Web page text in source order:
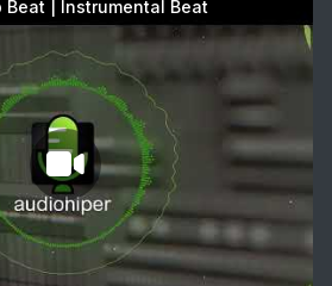
Beat | Instrumental Beat